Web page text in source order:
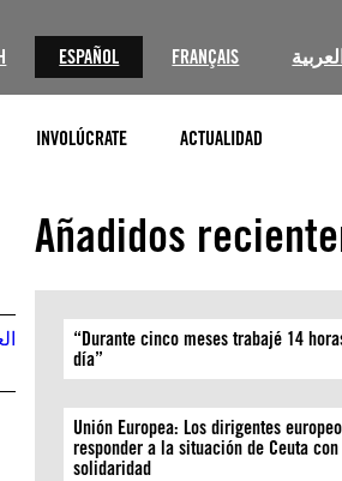
ESPAÑOL FRANÇAIS العربية
INVOLÚCRATE ACTUALIDAD
Añadidos
“Durante cinco meses trabajé 14
día”
Unión Europea: Los dirigentes
responder a la situación de Ceuta
solidaridad